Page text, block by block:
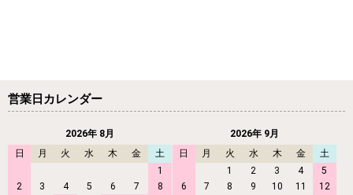
営業日カレンダー
2026年 8月
日
月 火 水 木 金
土
1
2
3 4 5 6 7
8
2026年 9月
日
月 火 水 木 金
土
1
2 3 4
5
6
7 8 9 10 11
12